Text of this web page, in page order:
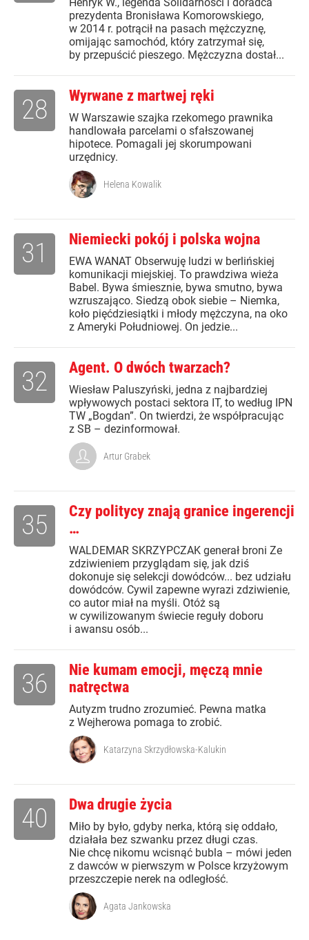
prezydenta Bronisława Komorowskiego,
w 2014 r. potrącił na pasach mężczyznę,
omijając samochód, który zatrzymał się,
by przepuścić pieszego. Mężczyzna dostał...
Wyrwane z martwej ręki
W Warszawie szajka rzekomego prawnika
handlowała parcelami o sfałszowanej
hipotece. Pomagali jej skorumpowani
urzędnicy.
28
Helena Kowalik
Niemiecki pokój i polska wojna
EWA WANAT Obserwuję ludzi w berlińskiej
komunikacji miejskiej. To prawdziwa wieża
Babel. Bywa śmiesznie, bywa smutno, bywa
wzruszająco. Siedzą obok siebie – Niemka,
koło pięćdziesiątki i młody mężczyna, na oko
z Ameryki Południowej. On jedzie...
31
Agent. O dwóch twarzach?
Wiesław Paluszyński, jedna z najbardziej
wpływowych postaci sektora IT, to według IPN
TW „Bogdan”. On twierdzi, że współpracując
z SB – dezinformował.
32
Artur Grabek
Czy politycy znają granice ingerencji
…
WALDEMAR SKRZYPCZAK generał broni Ze
zdziwieniem przyglądam się, jak dziś
dokonuje się selekcji dowódców... bez udziału
dowódców. Cywil zapewne wyrazi zdziwienie,
co autor miał na myśli. Otóż są
w cywilizowanym świecie reguły doboru
i awansu osób...
35
Nie kumam emocji, męczą mnie
natręctwa
Autyzm trudno zrozumieć. Pewna matka
z Wejherowa pomaga to zrobić.
36
Katarzyna Skrzydłowska-Kalukin
Dwa drugie życia
Miło by było, gdyby nerka, którą się oddało,
działała bez szwanku przez długi czas.
Nie chcę nikomu wcisnąć bubla – mówi jeden
z dawców w pierwszym w Polsce krzyżowym
przeszczepie nerek na odległość.
40
Agata Jankowska